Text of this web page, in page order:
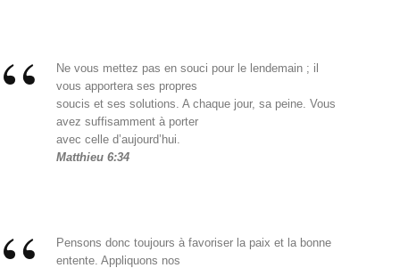
Ne vous mettez pas en souci pour le lendemain ; il
vous apportera ses propres
soucis et ses solutions. A chaque jour, sa peine. Vous
avez suffisamment à porter
avec celle d’aujourd’hui.
Matthieu 6:34
Pensons donc toujours à favoriser la paix et la bonne
entente. Appliquons nos